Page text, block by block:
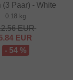
(3 Paar) - White
0.18 kg
EUR
EUR
- 54 %